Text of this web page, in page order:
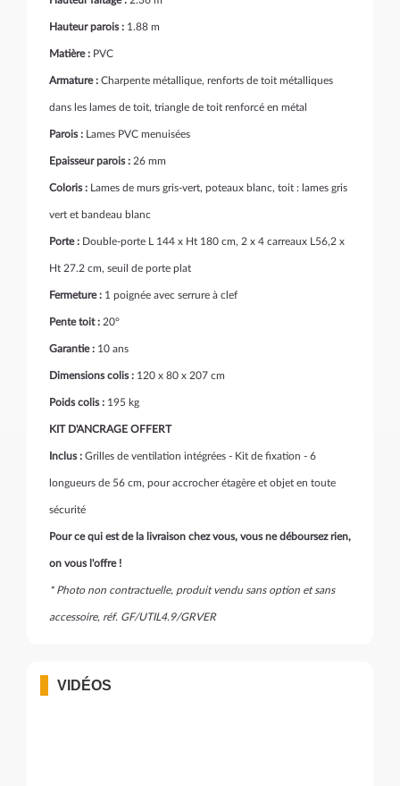
Hauteur parois : 1.88 m
Matière : PVC
Armature : Charpente métallique, renforts de toit métalliques
dans les lames de toit, triangle de toit renforcé en métal
Parois : Lames PVC menuisées
Epaisseur parois : 26 mm
Coloris : Lames de murs gris-vert, poteaux blanc, toit : lames gris
vert et bandeau blanc
Porte : Double-porte L 144 x Ht 180 cm, 2 x 4 carreaux L56,2 x
Ht 27.2 cm, seuil de porte plat
Fermeture : 1 poignée avec serrure à clef
Pente toit : 20°
Garantie : 10 ans
Dimensions colis : 120 x 80 x 207 cm
Poids colis : 195 kg
KIT D'ANCRAGE OFFERT
Inclus : Grilles de ventilation intégrées - Kit de fixation - 6
longueurs de 56 cm, pour accrocher étagère et objet en toute
sécurité
Pour ce qui est de la livraison chez vous, vous ne déboursez rien,
on vous l'offre !
* Photo non contractuelle, produit vendu sans option et sans
accessoire, réf. GF/UTIL4.9/GRVER
VIDÉOS